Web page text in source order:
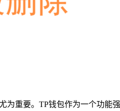
重要。TP钱包作为一个功能